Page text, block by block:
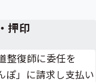
押印
整復師に委任を
ぽ」に請求し支払い